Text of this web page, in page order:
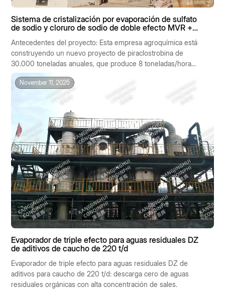
Sistema de cristalización por evaporación de sulfato
de sodio y cloruro de sodio de doble efecto MVR +
Antecedentes del proyecto: Esta empresa agroquímica está
construyendo un nuevo proyecto de piraclostrobina de
30.000 toneladas anuales, que produce 8 toneladas/hora
de aguas residuales salinas como subproducto. La
composición de las aguas residuales es: Na₂SO₄ 15 %, NaCl
12 %, DQO cr 800 mg/L.
November 11, 2025
Evaporador de triple efecto para aguas residuales DZ
de aditivos de caucho de 220 t/d
Evaporador de triple efecto para aguas residuales DZ de
aditivos para caucho de 220 t/d: descarga cero de aguas
residuales orgánicas con alta concentración de sales.